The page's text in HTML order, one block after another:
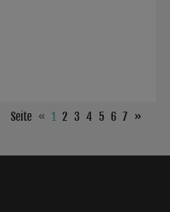
Seite « 1 2 3 4 5 6 7 »